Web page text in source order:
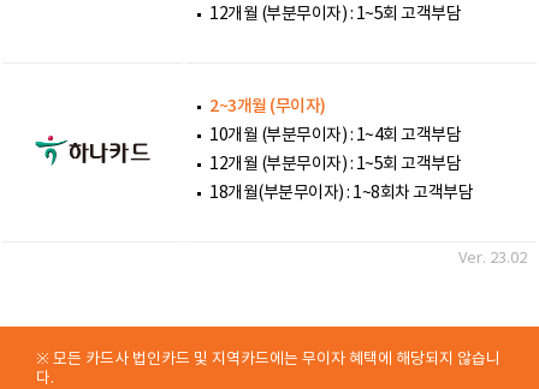
12개월 (부분무이자) : 1~5회 고객부담
2~3개월 (무이자)
10개월 (부분무이자) : 1~4회 고객부담
12개월 (부분무이자) : 1~5회 고객부담
18개월(부분무이자) : 1~8회차 고객부담
Ver. 23.02
※ 모든 카드사 법인카드 및 지역카드에는 무이자 혜택에 해당되지 않습니
다.